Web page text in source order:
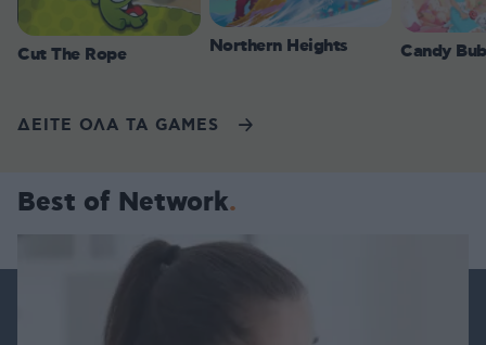
Cut The Rope Northern Heights Candy
ΔΕΙΤΕ ΟΛΑ ΤΑ GAMES
Best of Network